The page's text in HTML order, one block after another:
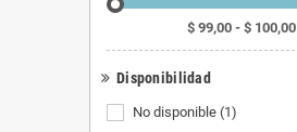
$ 99,00 - $ 100,00
Disponibilidad
No disponible (1)